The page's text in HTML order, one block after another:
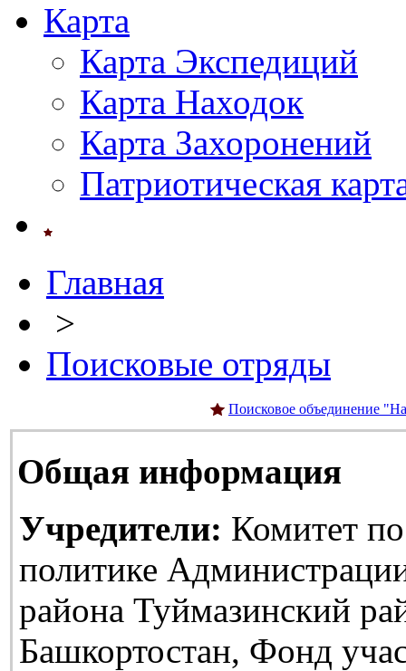
Карта
Карта Экспедиций
Карта Находок
Карта Захоронений
Патриотическая
Главная
>
Поисковые отряды
Поисковое объединение
Общая информация
Учредители: Комитет
политике
района Туймазинский
Башкортостан, Фонд